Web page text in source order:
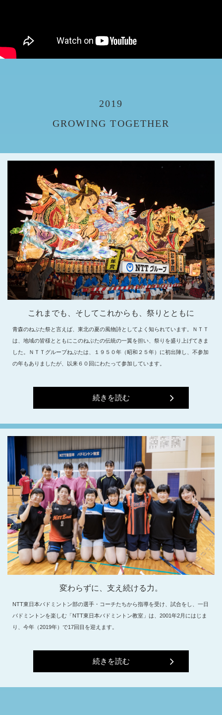
2019
GROWING TOGETHER
これまでも、そしてこれからも、祭りとともに
青森のねぶた祭と言えば、東北の夏の風物詩としてよく知られています。ＮＴＴ
は、地域の皆様とともにこのねぶたの伝統の一翼を担い、祭りを盛り上げてきま
した。ＮＴＴグループねぶたは、１９５０年（昭和２５年）に初出陣し、不参加
の年もありましたが、以来６０回にわたって参加しています。
続きを読む
変わらずに、支え続ける力。
NTT東日本バドミントン部の選手・コーチたちから指導を受け、試合をし、一日
バドミントンを楽しむ「NTT東日本バドミントン教室」は、2001年2月にはじま
り、今年（2019年）で17回目を迎えます。
続きを読む